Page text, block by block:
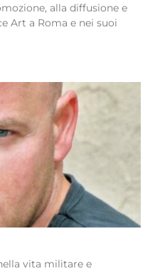
alla diffusione e
Art a Roma e nei suoi
vita militare e